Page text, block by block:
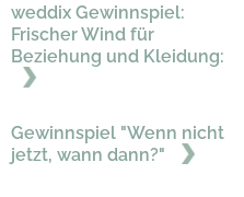
weddix Gewinnspiel:
Frischer Wind für
Beziehung und Kleidung:
Gewinnspiel "Wenn nicht
jetzt, wann dann?"